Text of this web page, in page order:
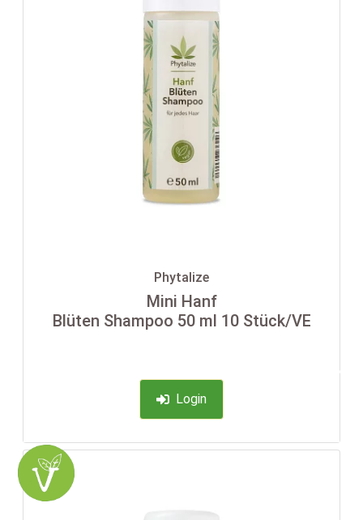
Phytalize
Mini Hanf
Blüten Shampoo 50 ml 10 Stück/VE
Login
-35%